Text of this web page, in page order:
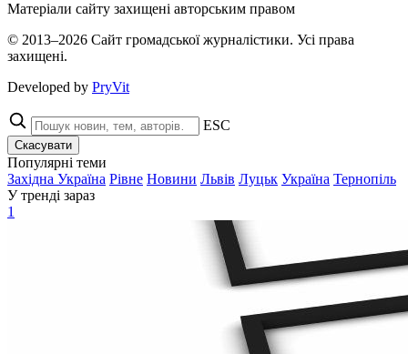
Матеріали сайту захищені авторським правом
© 2013–2026 Сайт громадської журналістики. Усі права
захищені.
Developed by PryVit
ESC
Скасувати
Популярні теми
Західна Україна Рівне Новини Львів Луцьк Україна Тернопіль
У тренді зараз
1